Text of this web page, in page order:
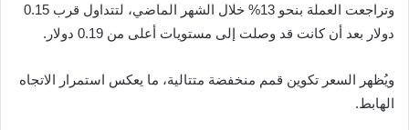
وتراجعت العملة بنحو 13% خلال الشهر الماضي، لتتداول قرب 0.15
دولار بعد أن كانت قد وصلت إلى مستويات أعلى من 0.19 دولار.
ويُظهر السعر تكوين قمم منخفضة متتالية، ما يعكس استمرار الاتجاه
الهابط.